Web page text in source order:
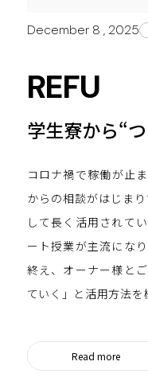
December 8 , 2025
REFU
学生寮から“
コロナ禍で稼働が止
からの相談がはじま
して長く活用されて
ート授業が主流にな
終え、オーナー様と
ていく」と活用方法
Read more